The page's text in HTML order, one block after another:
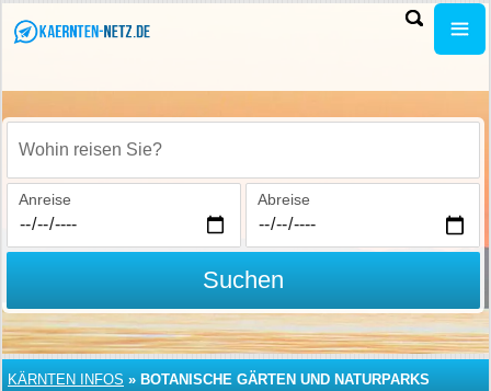
Wohin reisen Sie?
Anreise Abreise
Suchen
KÄRNTEN INFOS » BOTANISCHE GÄRTEN UND NATURPARKS